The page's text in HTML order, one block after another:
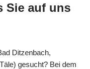
Sie auf uns
Ditzenbach,
gesucht? Bei dem